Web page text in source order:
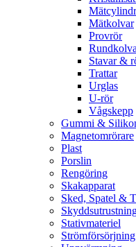
Mätkolvar
Provrör
Stavar &
Trattar
Urglas
U-rör
Vågskepp
Gummi &
Magnetomrörare
Plast
Porslin
Rengöring
Skakapparat
Sked, Spatel &
Stativmateriel
Strömförsörjning